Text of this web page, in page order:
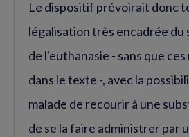
Le dispositif prévoirait donc
légalisation très encadrée du
de l'euthanasie - sans que
dans le texte -, avec la
malade de recourir à une
de se la faire administrer par